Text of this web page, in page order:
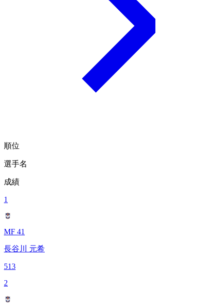
順位
選手名
成績
1
MF 41
長谷川 元希
513
2